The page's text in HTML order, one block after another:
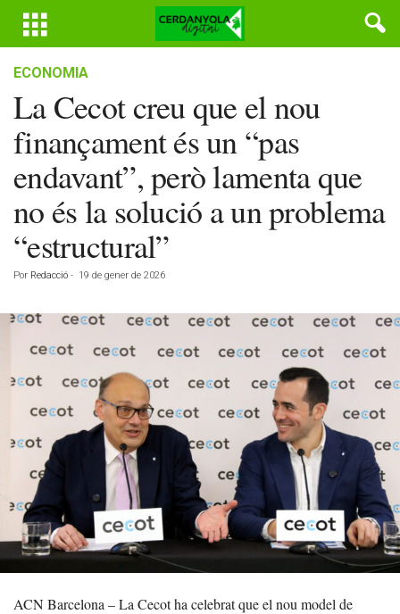
ECONOMIA
La Cecot creu que el nou
finançament és un “pas
endavant”, però lamenta que
no és la solució a un problema
“estructural”
Por Redacció - 19 de gener de 2026
ACN Barcelona – La Cecot ha celebrat que el nou model de